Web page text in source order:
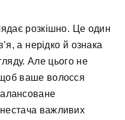
розкішно. Це один
а нерідко й ознака
Але цього не
ваше волосся
нестача важливих